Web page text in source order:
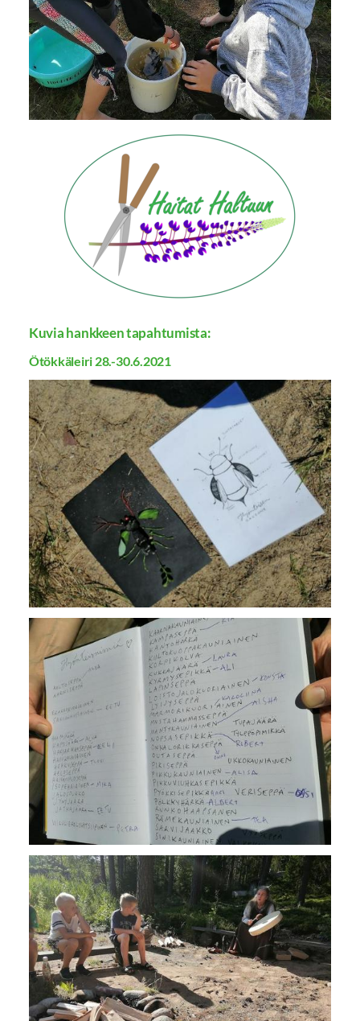
Kuvia hankkeen tapahtumista:
Ötökkäleiri 28.-30.6.2021